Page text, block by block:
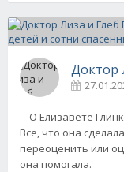
Доктор
О Елизавете
Все, что она
переоценить или
она помогала.